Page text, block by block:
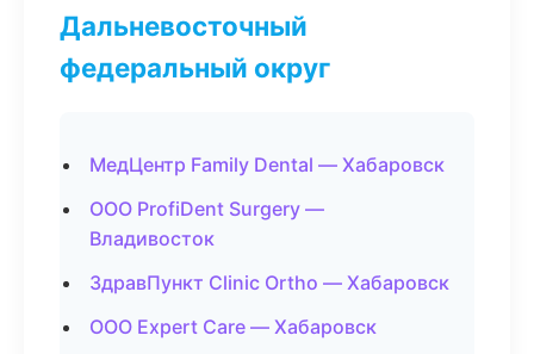
Дальневосточный
федеральный округ
МедЦентр Family Dental — Хабаровск
ООО ProfiDent Surgery —
Владивосток
ЗдравПункт Clinic Ortho — Хабаровск
ООО Expert Care — Хабаровск